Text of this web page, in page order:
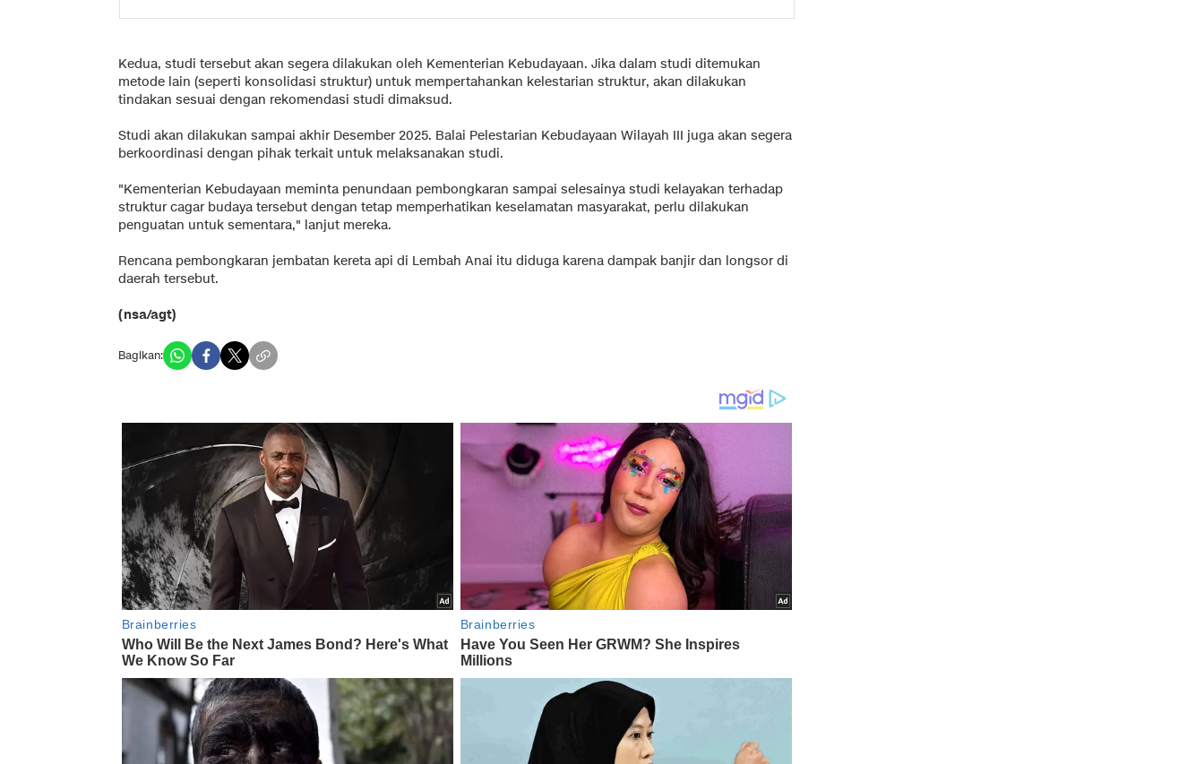
Kedua, studi tersebut akan segera dilakukan oleh Kementerian Kebudayaan. Jika dalam studi ditemukan
metode lain (seperti konsolidasi struktur) untuk mempertahankan kelestarian struktur, akan dilakukan
tindakan sesuai dengan rekomendasi studi dimaksud.
Studi akan dilakukan sampai akhir Desember 2025. Balai Pelestarian Kebudayaan Wilayah III juga akan segera
berkoordinasi dengan pihak terkait untuk melaksanakan studi.
"Kementerian Kebudayaan meminta penundaan pembongkaran sampai selesainya studi kelayakan terhadap
struktur cagar budaya tersebut dengan tetap memperhatikan keselamatan masyarakat, perlu dilakukan
penguatan untuk sementara," lanjut mereka.
Rencana pembongkaran jembatan kereta api di Lembah Anai itu diduga karena dampak banjir dan longsor di
daerah tersebut.
(nsa/agt)
Bagikan: